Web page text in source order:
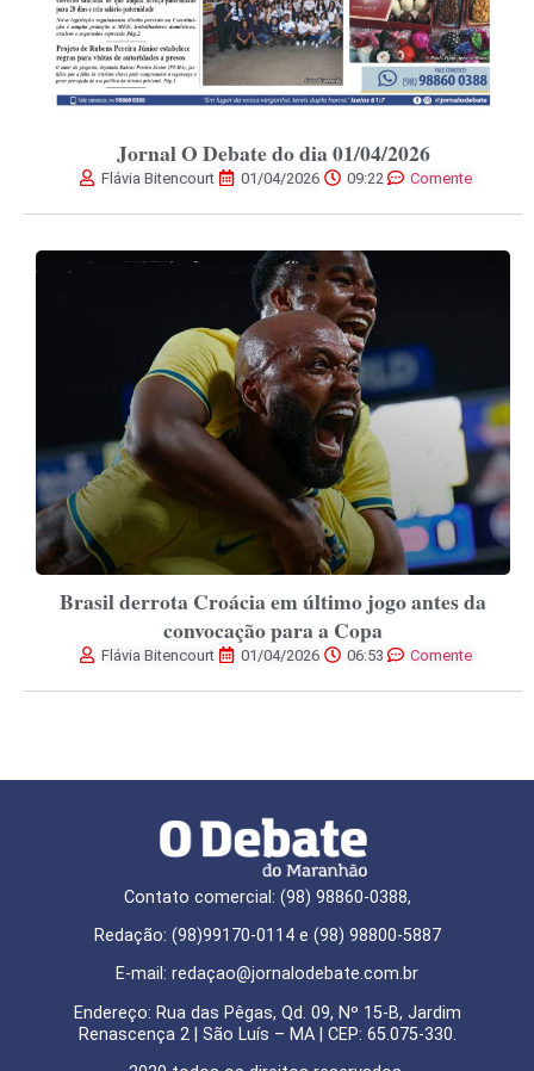
Jornal O Debate do dia 01/04/2026
Flávia Bitencourt 01/04/2026 09:22 Comente
Brasil derrota Croácia em último jogo antes da
convocação para a Copa
Flávia Bitencourt 01/04/2026 06:53 Comente
Contato comercial: (98) 98860-0388,
Redação: (98)99170-0114 e (98) 98800-5887
E-mail: redaçao@jornalodebate.com.br
Endereço: Rua das Pêgas, Qd. 09, Nº 15-B, Jardim
Renascença 2 | São Luís – MA | CEP: 65.075-330.